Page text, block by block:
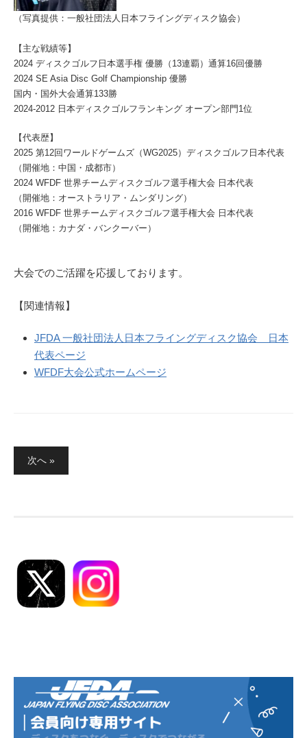
（写真提供：一般社団法人日本フライングディスク協会）
【主な戦績等】
2024 ディスクゴルフ日本選手権 優勝（13連覇）通算16回優勝
2024 SE Asia Disc Golf Championship 優勝
国内・国外大会通算133勝
2024-2012 日本ディスクゴルフランキング オープン部門1位
【代表歴】
2025 第12回ワールドゲームズ（WG2025）ディスクゴルフ日本代表
（開催地：中国・成都市）
2024 WFDF 世界チームディスクゴルフ選手権大会 日本代表
（開催地：オーストラリア・ムンダリング）
2016 WFDF 世界チームディスクゴルフ選手権大会 日本代表
（開催地：カナダ・バンクーバー）
大会でのご活躍を応援しております。
【関連情報】
JFDA 一般社団法人日本フライングディスク協会 日本
代表ページ
WFDF大会公式ホームページ
稿
送
次へ »